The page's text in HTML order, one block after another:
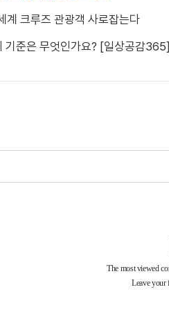
계 크루즈 관광객 사로잡는다
기준은 무엇인가요? [일상공감365]